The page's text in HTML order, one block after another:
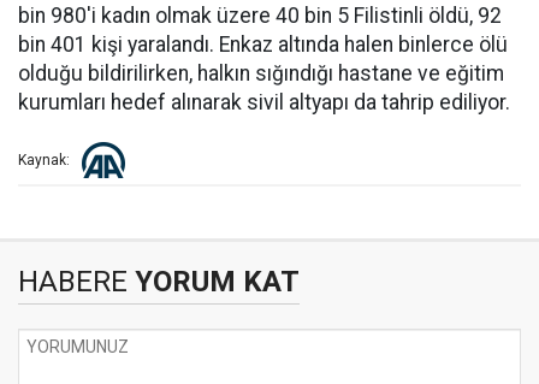
bin 980'i kadın olmak üzere 40 bin 5 Filistinli öldü, 92
bin 401 kişi yaralandı. Enkaz altında halen binlerce ölü
olduğu bildirilirken, halkın sığındığı hastane ve eğitim
kurumları hedef alınarak sivil altyapı da tahrip ediliyor.
Kaynak:
HABERE YORUM KAT